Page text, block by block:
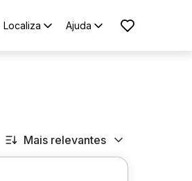
Localiza Ajuda
Mais relevantes